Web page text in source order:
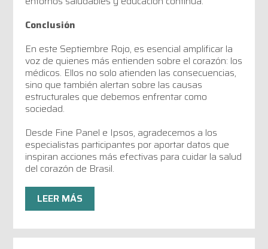
Conclusión
En este Septiembre Rojo, es esencial amplificar la
voz de quienes más entienden sobre el corazón: los
médicos. Ellos no solo atienden las consecuencias,
sino que también alertan sobre las causas
estructurales que debemos enfrentar como
sociedad.
Desde Fine Panel e Ipsos, agradecemos a los
especialistas participantes por aportar datos que
inspiran acciones más efectivas para cuidar la salud
del corazón de Brasil.
LEER MÁS